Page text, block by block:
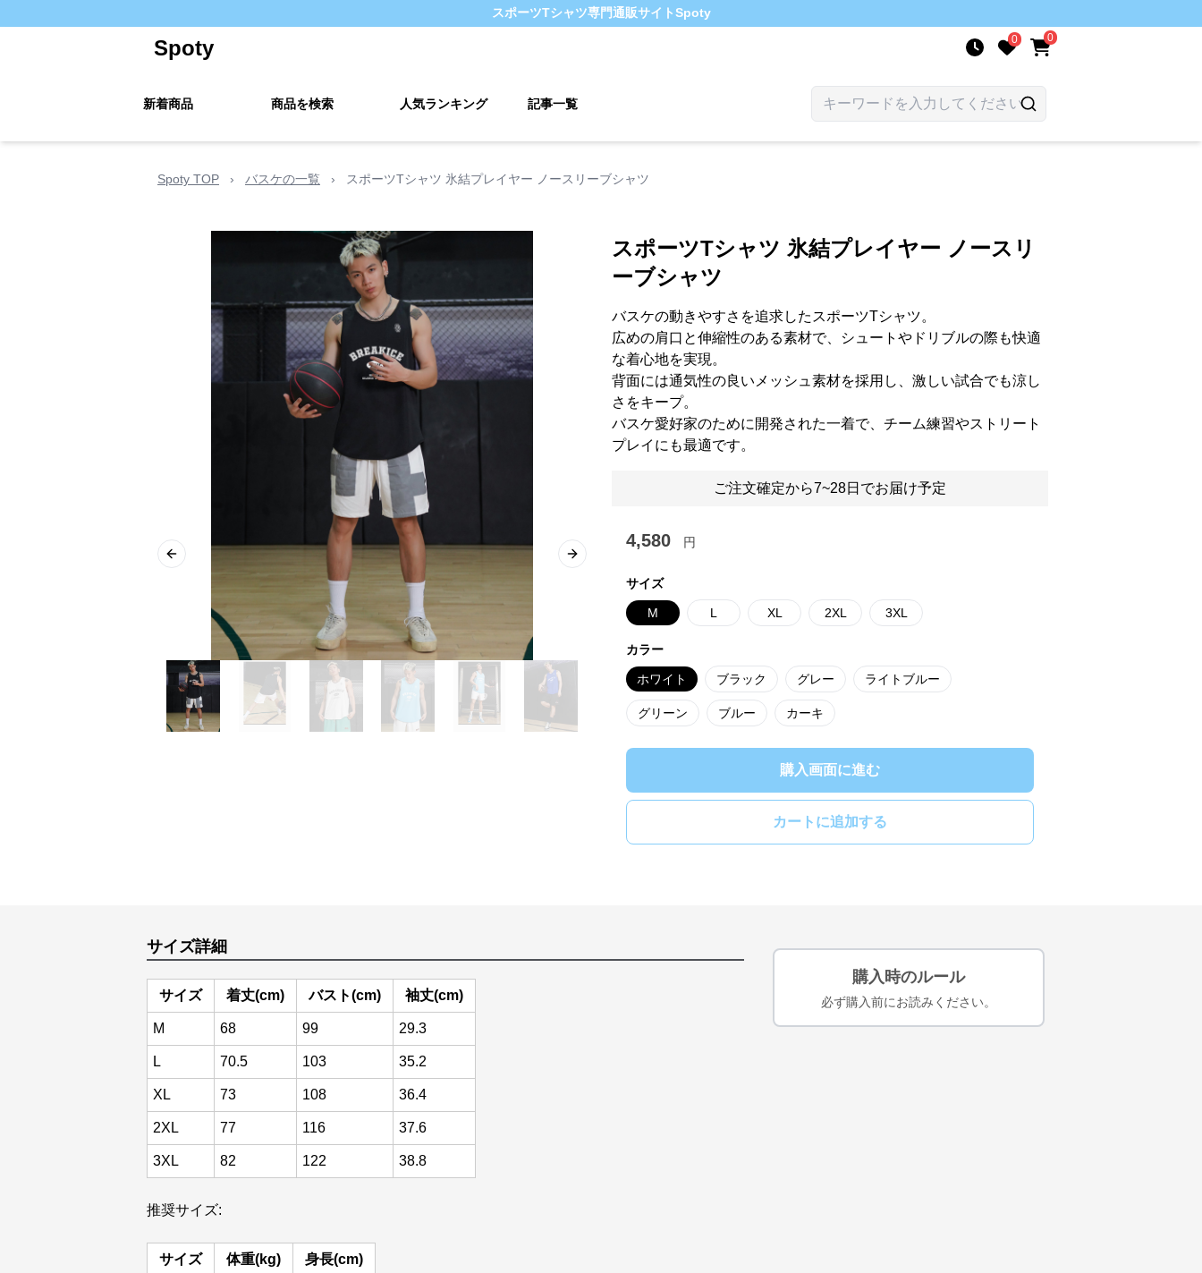
スポーツTシャツ専門通販サイトSpoty
Spoty 0 0
新着商品 商品を検索 人気ランキング 記事一覧
Spoty TOP › バスケの一覧 › スポーツTシャツ 氷結プレイヤー ノースリーブシャツ
Previous slide Next slide
スポーツTシャツ 氷結プレイヤー ノースリ
ーブシャツ
バスケの動きやすさを追求したスポーツTシャツ。
広めの肩口と伸縮性のある素材で、シュートやドリブルの際も快適
な着心地を実現。
背面には通気性の良いメッシュ素材を採用し、激しい試合でも涼し
さをキープ。
バスケ愛好家のために開発された一着で、チーム練習やストリート
プレイにも最適です。
ご注文確定から7~28日でお届け予定
4,580 円
サイズ
M L XL 2XL 3XL
カラー
ホワイト ブラック グレー ライトブルー
グリーン ブルー カーキ
購入画面に進む
カートに追加する
サイズ詳細
サイズ 着丈(cm) バスト(cm) 袖丈(cm)
M 68 99 29.3
L 70.5 103 35.2
XL 73 108 36.4
2XL 77 116 37.6
3XL 82 122 38.8
推奨サイズ:
サイズ 体重(kg) 身長(cm)
購入時のルール
必ず購入前にお読みください。